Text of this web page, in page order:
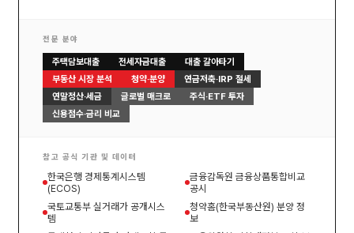
전문 분야
주택담보대출 전세자금대출
대출 갈아타기
부동산 시장 분석
청약·분양
연금저축·IRP 절세
연말정산·세금
글로벌 매크로
주식·ETF 투자
신용점수·금리 비교
참고 공식 기관 및 데이터
한국은행 경제통계시스템
(ECOS)
금융감독원 금융상품통합비교
공시
국토교통부 실거래가 공개시스
템
청약홈(한국부동산원) 분양 정
보